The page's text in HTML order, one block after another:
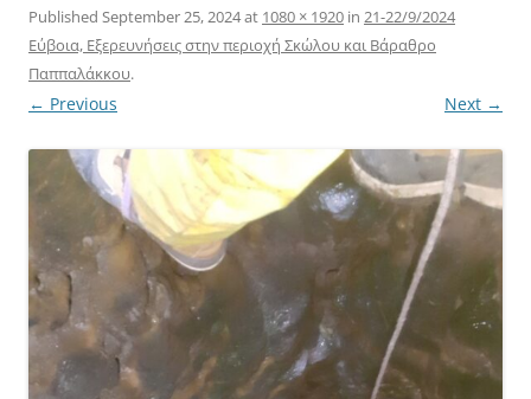
Published September 25, 2024at 1080 × 1920 in 21-22/9/2024
Εύβοια, Εξερευνήσεις στην περιοχή Σκώλου και Βάραθρο
Παππαλάκκου.
← Previous Next →